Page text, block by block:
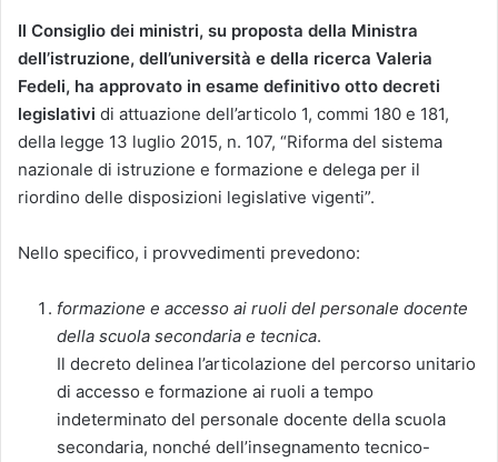
Il Consiglio dei ministri, su proposta della Ministra
dell’istruzione, dell’università e della ricerca Valeria
Fedeli, ha approvato in esame definitivo otto decreti
legislativi di attuazione dell’articolo 1, commi 180 e 181,
della legge 13 luglio 2015, n. 107, “Riforma del sistema
nazionale di istruzione e formazione e delega per il
riordino delle disposizioni legislative vigenti”.
Nello specifico, i provvedimenti prevedono:
formazione e accesso ai ruoli del personale docente
della scuola secondaria e tecnica.
Il decreto delinea l’articolazione del percorso unitario
di accesso e formazione ai ruoli a tempo
indeterminato del personale docente della scuola
secondaria, nonché dell’insegnamento tecnico-